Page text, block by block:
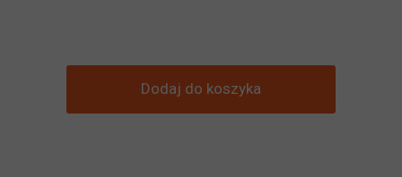
Dodaj do koszyka